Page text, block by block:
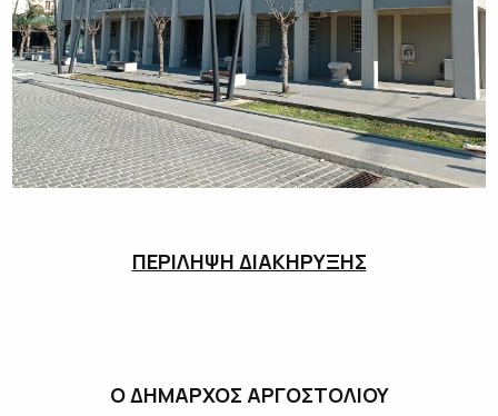
ΠΕΡΙΛΗΨΗ ΔΙΑΚΗΡΥΞΗΣ
Ο ΔΗΜΑΡΧΟΣ ΑΡΓΟΣΤΟΛΙΟΥ